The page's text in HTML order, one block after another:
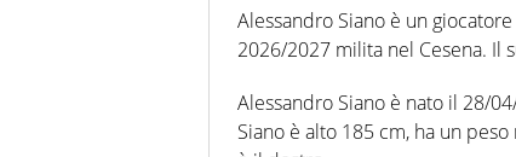
Alessandro Siano è un
2026/2027 milita nel Cesena. Il
Alessandro Siano è nato il 28/
Siano è alto 185 cm, ha un